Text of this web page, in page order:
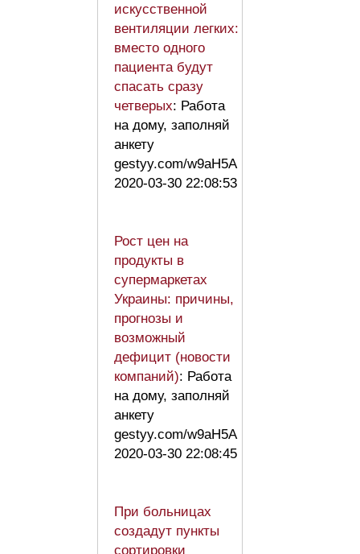
искусственной
вентиляции легких:
вместо одного
пациента будут
спасать сразу
четверых: Работа
на дому, заполняй
анкету
gestyy.com/w9aH5A
2020-03-30 22:08:53
Рост цен на
продукты в
супермаркетах
Украины: причины,
прогнозы и
возможный
дефицит (новости
компаний): Работа
на дому, заполняй
анкету
gestyy.com/w9aH5A
2020-03-30 22:08:45
При больницах
создадут пункты
сортировки